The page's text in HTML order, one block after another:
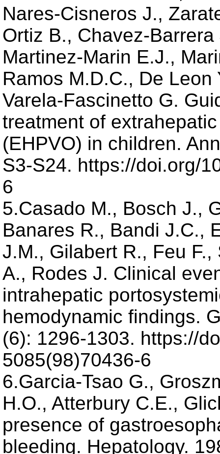
Nares-Cisneros J.,
Ortiz B., Chavez-
Martinez-Marin E.J.,
Ramos M.D.C., De
Varela-Fascinetto G.
treatment of
(EHPVO) in children.
S3-S24. https://doi.org/
6
5.Casado M., Bosch J.,
Banares R., Bandi J.C.,
J.M., Gilabert R., Feu
A., Rodes J. Clinical
intrahepatic
hemodynamic findings.
(6): 1296-1303. https://
5085(98)70436-6
6.Garcia-Tsao G.,
H.O., Atterbury C.E.,
presence of
bleeding. Hepatology.